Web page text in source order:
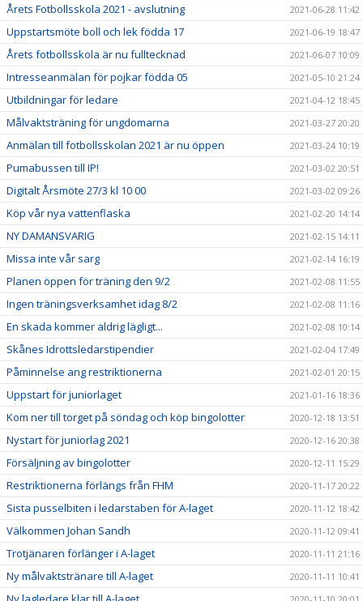
Årets Fotbollsskola 2021 - avslutning 2021-06-28 11:42
Uppstartsmöte boll och lek födda 17 2021-06-19 18:47
Årets fotbollsskola är nu fulltecknad 2021-06-07 10:09
Intresseanmälan för pojkar födda 05 2021-05-10 21:24
Utbildningar för ledare 2021-04-12 18:45
Målvaktsträning för ungdomarna 2021-03-27 20:20
Anmälan till fotbollsskolan 2021 är nu öppen 2021-03-24 10:19
Pumabussen till IP! 2021-03-02 20:51
Digitalt Årsmöte 27/3 kl 10 00 2021-03-02 09:26
Köp vår nya vattenflaska 2021-02-20 14:14
NY DAMANSVARIG 2021-02-15 14:11
Missa inte vår sarg 2021-02-14 16:19
Planen öppen för träning den 9/2 2021-02-08 11:55
Ingen träningsverksamhet idag 8/2 2021-02-08 11:16
En skada kommer aldrig lägligt... 2021-02-08 10:14
Skånes Idrottsledarstipendier 2021-02-04 17:49
Påminnelse ang restriktionerna 2021-02-01 20:15
Uppstart för juniorlaget 2021-01-16 18:36
Kom ner till torget på söndag och köp bingolotter 2020-12-18 13:51
Nystart för juniorlag 2021 2020-12-16 20:38
Försäljning av bingolotter 2020-12-11 15:29
Restriktionerna förlängs från FHM 2020-11-17 20:22
Sista pusselbiten i ledarstaben för A-laget 2020-11-12 18:42
Välkommen Johan Sandh 2020-11-12 09:41
Trotjänaren förlänger i A-laget 2020-11-11 21:16
Ny målvaktstränare till A-laget 2020-11-11 10:41